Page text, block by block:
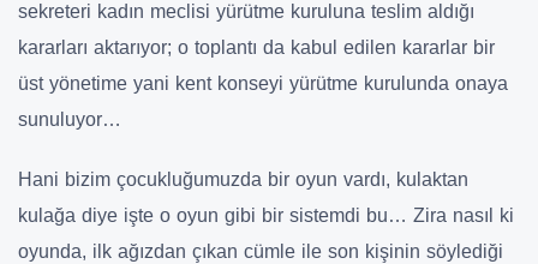
sekreteri kadın meclisi yürütme kuruluna teslim aldığı
kararları aktarıyor; o toplantı da kabul edilen kararlar bir
üst yönetime yani kent konseyi yürütme kurulunda onaya
sunuluyor…
Hani bizim çocukluğumuzda bir oyun vardı, kulaktan
kulağa diye işte o oyun gibi bir sistemdi bu… Zira nasıl ki
oyunda, ilk ağızdan çıkan cümle ile son kişinin söylediği